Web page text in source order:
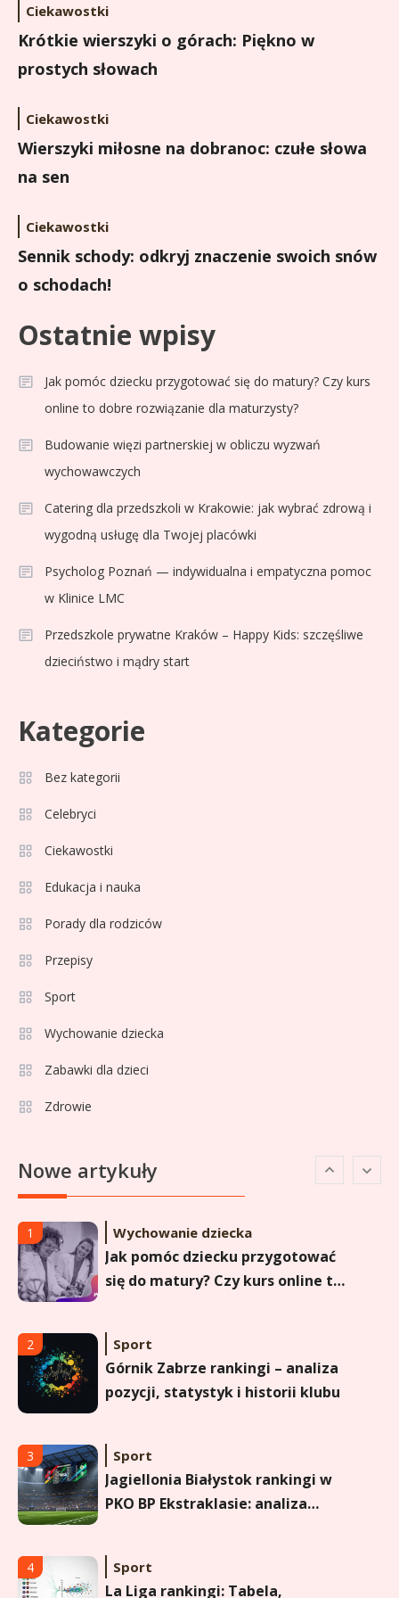
Ciekawostki
Krótkie wierszyki o górach: Piękno w
prostych słowach
Ciekawostki
Wierszyki miłosne na dobranoc: czułe słowa
na sen
Ciekawostki
Sennik schody: odkryj znaczenie swoich snów
o schodach!
Ostatnie wpisy
Jak pomóc dziecku przygotować się do matury? Czy kurs
online to dobre rozwiązanie dla maturzysty?
Budowanie więzi partnerskiej w obliczu wyzwań
wychowawczych
Catering dla przedszkoli w Krakowie: jak wybrać zdrową i
wygodną usługę dla Twojej placówki
Psycholog Poznań — indywidualna i empatyczna pomoc
w Klinice LMC
Przedszkole prywatne Kraków – Happy Kids: szczęśliwe
dzieciństwo i mądry start
Kategorie
Bez kategorii
Celebryci
Ciekawostki
Edukacja i nauka
Porady dla rodziców
Przepisy
Sport
Wychowanie dziecka
Zabawki dla dzieci
Zdrowie
Nowe artykuły
3 Sport
formy i statystyk
4
La Liga rankingi: Tabela,
Lech Poznań rankingi: Analiza
pozycji w Ekstraklasie i
historyczne dane
1 Wychowanie dziecka
Jak pomóc dziecku przygotować
się do matury? Czy kurs online to
maturzysty?
2 Sport
Górnik Zabrze rankingi – analiza
pozycji, statystyk i historii klubu
3 Sport
Jagiellonia Białystok rankingi w
PKO BP Ekstraklasie: analiza
4 Sport
La Liga rankingi: Tabela,